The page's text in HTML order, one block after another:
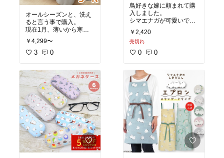
オールシーズンと、洗え
ると言う事で購入。
現在1月、薄いから寒い
かなと思ったのですが、
エアコンつけて、自分は
これ1枚で丁度良い感じ
くて良かったです。
￥4,299〜
3 0
鳥好きな嫁に頼まれて購
入しました。
シマエナガが可愛いで
す。
￥2,420
売切れ
0 0